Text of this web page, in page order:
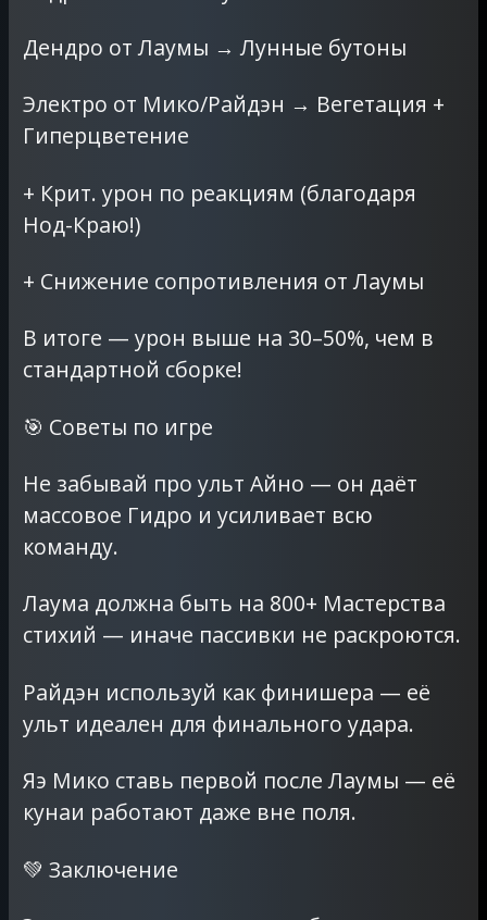
Дендро от Лаумы → Лунные бутоны
Электро от Мико/Райдэн → Вегетация +
Гиперцветение
+ Крит. урон по реакциям (благодаря
Нод-Краю!)
+ Снижение сопротивления от Лаумы
В итоге — урон выше на 30–50%, чем в
стандартной сборке!
🎯 Советы по игре
Не забывай про ульт Айно — он даёт
массовое Гидро и усиливает всю
команду.
Лаума должна быть на 800+ Мастерства
стихий — иначе пассивки не раскроются.
Райдэн используй как финишера — её
ульт идеален для финального удара.
Яэ Мико ставь первой после Лаумы — её
кунаи работают даже вне поля.
💚 Заключение